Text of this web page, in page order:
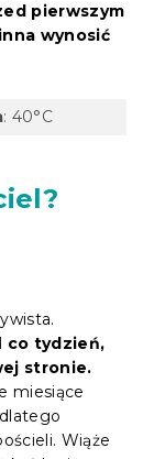
pierwszym
wynosić
: 40°C
co tydzień,
stronie.
miesiące
Wiąże